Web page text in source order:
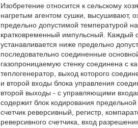
Изобретение относится к сельскому
нагретым агентом сушки, высушивают,
предельно допустимой температурой
кратковременный импульсный. Каждый
устанавливается ниже предельно
последовательно соединенные
газопроницаемую стенку соединена с
теплогенератор, выход которого
и второй входы блока управления
второй выходы - с управляющими
содержит блок кодирования
счетчик реверсивный, регистр,
реверсивного счетчика, вход